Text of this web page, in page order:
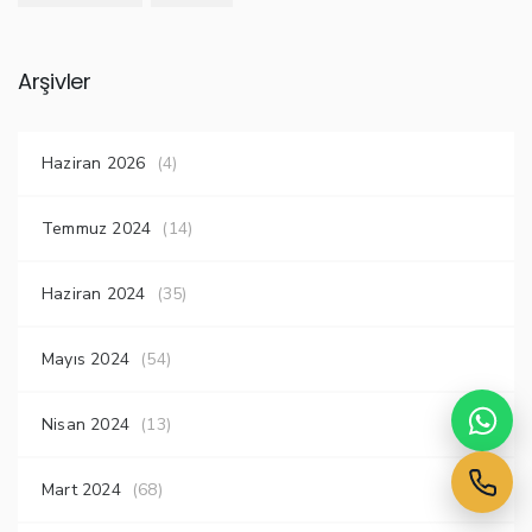
Arşivler
Haziran 2026 (4)
Temmuz 2024 (14)
Haziran 2024 (35)
Mayıs 2024 (54)
Nisan 2024 (13)
Mart 2024 (68)